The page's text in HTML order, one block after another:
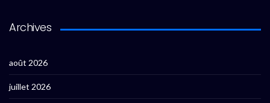
Archives
août 2026
juillet 2026